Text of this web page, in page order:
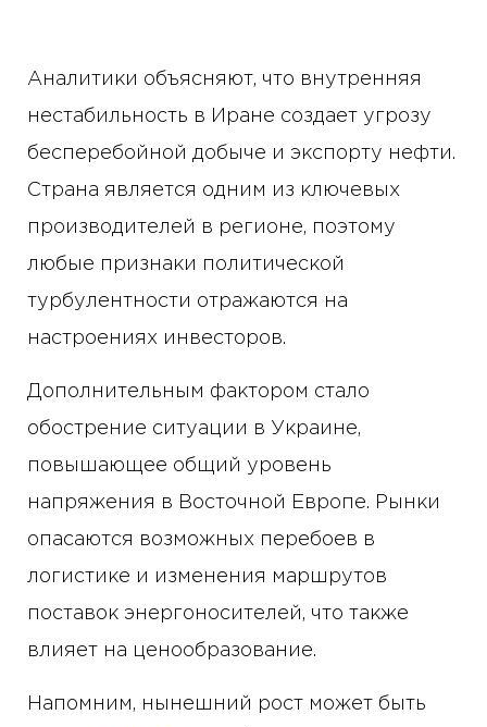
Аналитики объясняют, что внутренняя
нестабильность в Иране создает угрозу
бесперебойной добыче и экспорту нефти.
Страна является одним из ключевых
производителей в регионе, поэтому
любые признаки политической
турбулентности отражаются на
настроениях инвесторов.
Дополнительным фактором стало
обострение ситуации в Украине,
повышающее общий уровень
напряжения в Восточной Европе. Рынки
опасаются возможных перебоев в
логистике и изменения маршрутов
поставок энергоносителей, что также
влияет на ценообразование.
Напомним, нынешний рост может быть